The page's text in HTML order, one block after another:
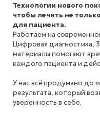
Технологии нового
чтобы лечить не
для пациента.
Работаем на
Цифровая диагностика,
материалы помогают
каждого пациента и
У нас всё продумано до
результата, который
уверенность в себе.